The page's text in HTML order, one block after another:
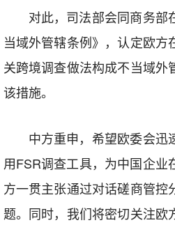
对此，司法部会同商务部
当域外管辖条例》，认定欧
关跨境调查做法构成不当域
该措施。
中方重申，希望欧委会迅
用FSR调查工具，为中国企
方一贯主张通过对话磋商管
题。同时，我们将密切关注